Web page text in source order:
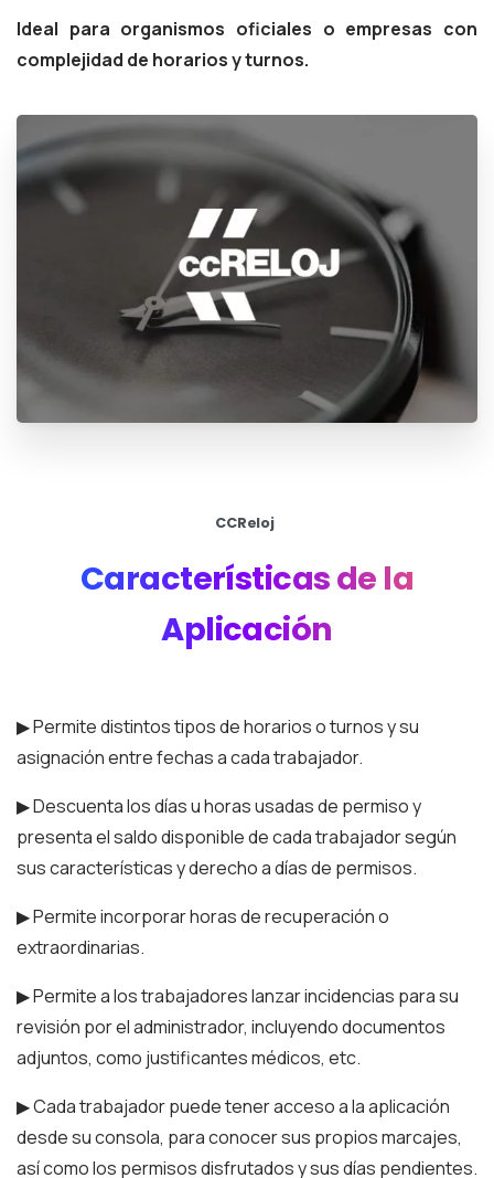
Ideal para organismos oficiales o empresas con
complejidad de horarios y turnos.
CCReloj
Característicasde la
Aplicación
▶ Permite distintos tipos de horarios o turnos y su
asignación entre fechas a cada trabajador.
▶ Descuenta los días u horas usadas de permiso y
presenta el saldo disponible de cada trabajador según
sus características y derecho a días de permisos.
▶ Permite incorporar horas de recuperación o
extraordinarias.
▶ Permite a los trabajadores lanzar incidencias para su
revisión por el administrador, incluyendo documentos
adjuntos, como justificantes médicos, etc.
▶ Cada trabajador puede tener acceso a la aplicación
desde su consola, para conocer sus propios marcajes,
así como los permisos disfrutados y sus días pendientes.